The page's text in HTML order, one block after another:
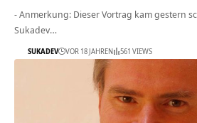
- Anmerkung: Dieser Vortrag kam gestern
Sukadev…
SUKADEV VOR 18 JAHREN 561 VIEWS